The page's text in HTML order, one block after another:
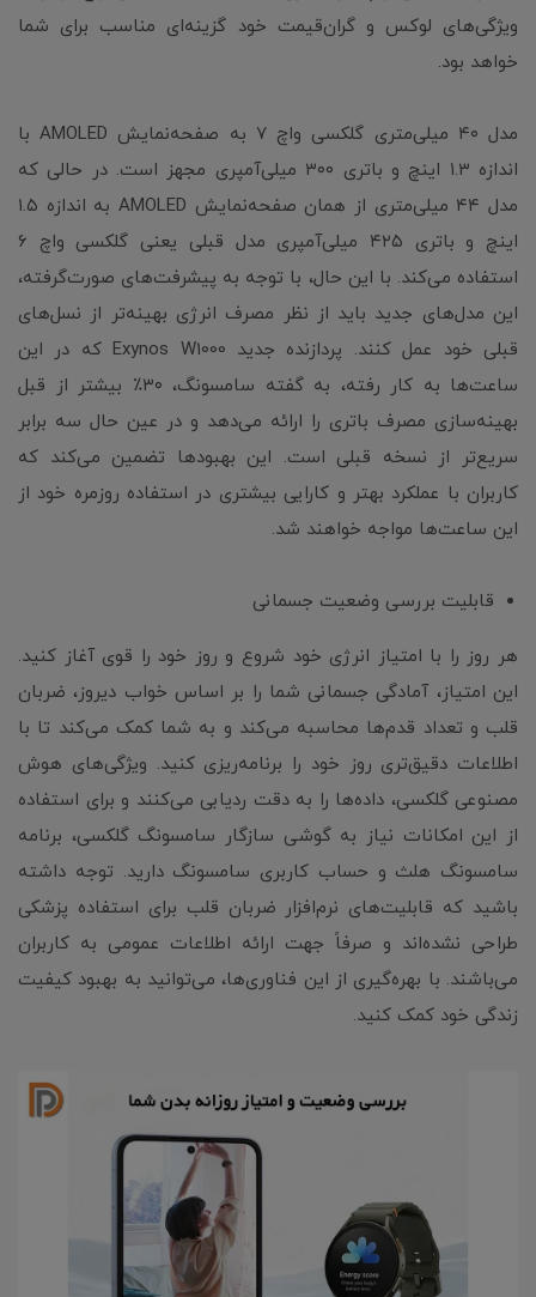
ویژگی‌های لوکس و گران‌قیمت خود گزینه‌ای مناسب برای شما
خواهد بود.
مدل ۴۰ میلی‌متری گلکسی واچ ۷ به صفحه‌نمایش AMOLED با
اندازه ۱.۳ اینچ و باتری ۳۰۰ میلی‌آمپری مجهز است. در حالی که
مدل ۴۴ میلی‌متری از همان صفحه‌نمایش AMOLED به اندازه ۱.۵
اینچ و باتری ۴۲۵ میلی‌آمپری مدل قبلی یعنی گلکسی واچ ۶
استفاده می‌کند. با این حال، با توجه به پیشرفت‌های صورت‌گرفته،
این مدل‌های جدید باید از نظر مصرف انرژی بهینه‌تر از نسل‌های
قبلی خود عمل کنند. پردازنده جدید Exynos W1000 که در این
ساعت‌ها به کار رفته، به گفته سامسونگ، ۳۰٪ بیشتر از قبل
بهینه‌سازی مصرف باتری را ارائه می‌دهد و در عین حال سه برابر
سریع‌تر از نسخه قبلی است. این بهبودها تضمین می‌کند که
کاربران با عملکرد بهتر و کارایی بیشتری در استفاده روزمره خود از
این ساعت‌ها مواجه خواهند شد.
قابلیت بررسی وضعیت جسمانی
هر روز را با امتیاز انرژی خود شروع و روز خود را قوی آغاز کنید.
این امتیاز، آمادگی جسمانی شما را بر اساس خواب دیروز، ضربان
قلب و تعداد قدم‌ها محاسبه می‌کند و به شما کمک می‌کند تا با
اطلاعات دقیق‌تری روز خود را برنامه‌ریزی کنید. ویژگی‌های هوش
مصنوعی گلکسی، داده‌ها را به دقت ردیابی می‌کنند و برای استفاده
از این امکانات نیاز به گوشی سازگار سامسونگ گلکسی، برنامه
سامسونگ هلث و حساب کاربری سامسونگ دارید. توجه داشته
باشید که قابلیت‌های نرم‌افزار ضربان قلب برای استفاده پزشکی
طراحی نشده‌اند و صرفاً جهت ارائه اطلاعات عمومی به کاربران
می‌باشند. با بهره‌گیری از این فناوری‌ها، می‌توانید به بهبود کیفیت
زندگی خود کمک کنید.